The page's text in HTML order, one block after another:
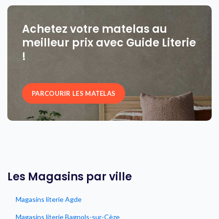
Achetez votre matelas au
meilleur prix avec Guide Literie
!
PARCOURIR LES MATELAS
Les Magasins par ville
Magasins literie Agde
Magasins literie Bagnols-sur-Cèze